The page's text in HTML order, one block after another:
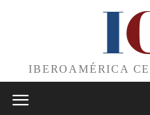
I
IBEROAMÉRICA